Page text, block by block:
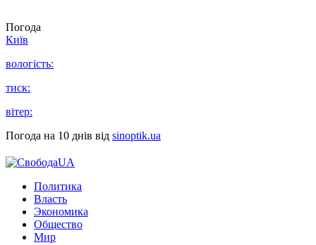
Погода
Київ
вологість:
тиск:
вітер:
Погода на 10 днів від sinoptik.ua
Политика
Власть
Экономика
Общество
Мир